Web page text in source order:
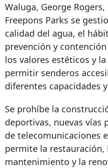
Waluga, George
Freepons Parks se
calidad del agua, el
prevención y
los valores estéticos y
permitir senderos
diferentes capacidades
Se prohíbe la
deportivas, nuevas vías
de telecomunicaciones
permite la restauración,
mantenimiento y la